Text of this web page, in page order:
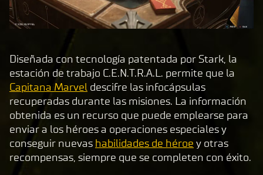
Diseñada con tecnología patentada por Stark, la
estación de trabajo C.E.N.T.R.A.L. permite que la
Capitana Marvel descifre las infocápsulas
recuperadas durante las misiones. La información
obtenida es un recurso que puede emplearse para
enviar a los héroes a operaciones especiales y
conseguir nuevas habilidades de héroe y otras
recompensas, siempre que se completen con éxito.